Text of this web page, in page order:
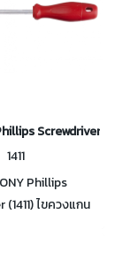
าม PVC ปากแบน
Screwdriver ไ
1411
Phillips
(1411) ไขควงแกน